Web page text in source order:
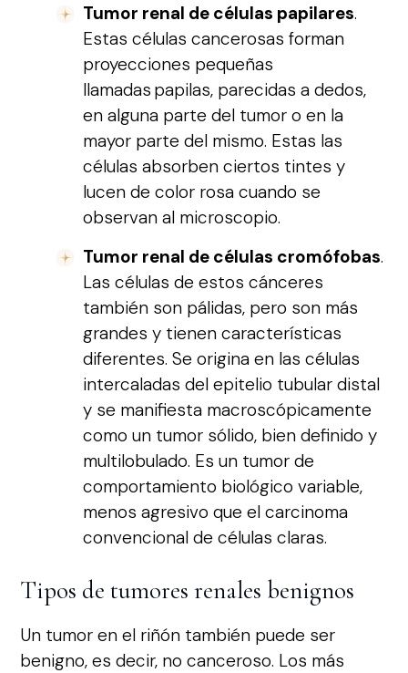
Tumor renal de células papilares.
Estas células cancerosas forman
proyecciones pequeñas
llamadas papilas, parecidas a dedos,
en alguna parte del tumor o en la
mayor parte del mismo. Estas las
células absorben ciertos tintes y
lucen de color rosa cuando se
observan al microscopio.
Tumor renal de células cromófobas.
Las células de estos cánceres
también son pálidas, pero son más
grandes y tienen características
diferentes. Se origina en las células
intercaladas del epitelio tubular distal
y se manifiesta macroscópicamente
como un tumor sólido, bien definido y
multilobulado. Es un tumor de
comportamiento biológico variable,
menos agresivo que el carcinoma
convencional de células claras.
Tipos de tumores renales benignos
Un tumor en el riñón también puede ser
benigno, es decir, no canceroso. Los más